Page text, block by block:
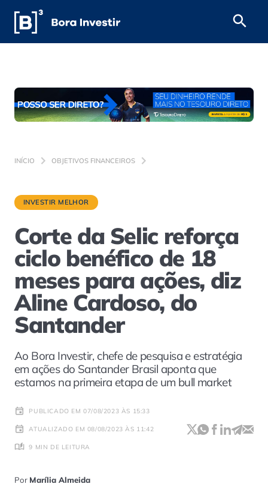
INÍCIO OBJETIVOS FINANCEIROS
INVESTIR MELHOR
Corte da Selic reforça
ciclo benéfico de 18
meses para ações, diz
Aline Cardoso, do
Santander
Ao Bora Investir, chefe de pesquisa e estratégia
em ações do Santander Brasil aponta que
estamos na primeira etapa de um bull market
PUBLICADO EM 07/08/2023 ÀS 15:33
ATUALIZADO EM 08/08/2023 ÀS 11:42
9 MIN DE LEITURA
Por Marília Almeida